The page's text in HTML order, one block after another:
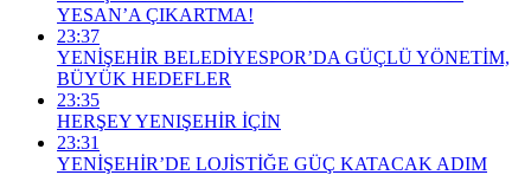
YESAN’A ÇIKARTMA!
23:37
YENİŞEHİR BELEDİYESPOR’DA GÜÇLÜ YÖNETİM,
BÜYÜK HEDEFLER
23:35
HERŞEY YENIŞEHİR İÇİN
23:31
YENİŞEHİR’DE LOJİSTİĞE GÜÇ KATACAK ADIM